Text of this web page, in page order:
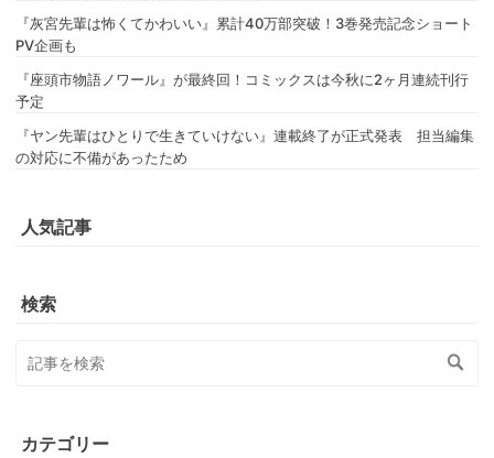
『灰宮先輩は怖くてかわいい』累計40万部突破！3巻発売記念ショート
PV企画も
『座頭市物語ノワール』が最終回！コミックスは今秋に2ヶ月連続刊行
予定
『ヤン先輩はひとりで生きていけない』連載終了が正式発表 担当編集
の対応に不備があったため
人気記事
検索
カテゴリー